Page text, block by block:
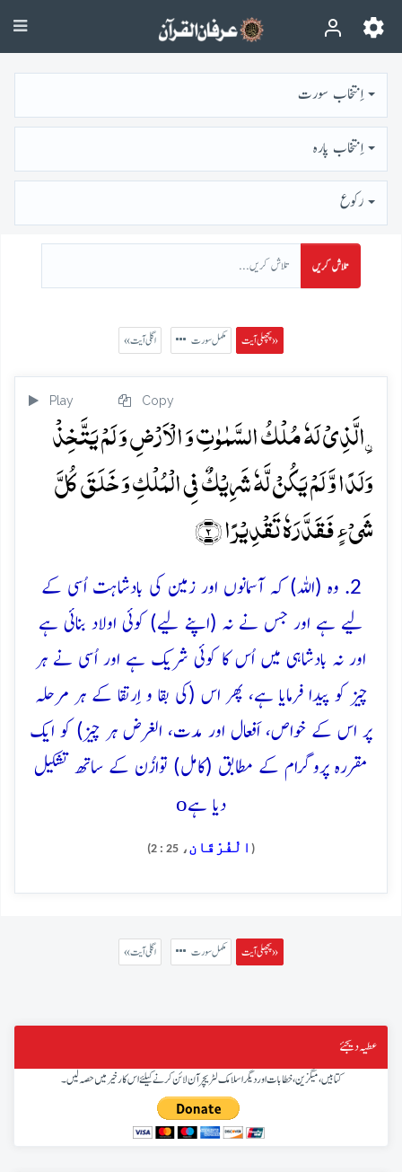
اِنتخاب سورت
اِنتخاب پارہ
رُكوع
تلاش کریں
پچھلی آیت » مکمل سورت « اگلی آیت
Play Copy
ۣالَّذِیۡ لَہٗ مُلۡکُ السَّمٰوٰتِ وَ الۡاَرۡضِ وَ لَمۡ یَتَّخِذۡ
وَلَدًا وَّ لَمۡ یَکُنۡ لَّہٗ شَرِیۡکٌ فِی الۡمُلۡکِ وَ خَلَقَ کُلَّ
شَیۡءٍ فَقَدَّرَہٗ تَقۡدِیۡرًا ﴿۲﴾
2. وہ (اللہ) کہ آسمانوں اور زمین کی بادشاہت اُسی کے
لیے ہے اور جس نے نہ (اپنے لیے) کوئی اولاد بنائی ہے
اور نہ بادشاہی میں اُس کا کوئی شریک ہے اور اُسی نے ہر
چیز کو پیدا فرمایا ہے، پھر اس (کی بقا و اِرتقا کے ہر مرحلہ
پر اس کے خواص، اَفعال اور مدت، الغرض ہر چیز) کو ایک
مقررہ پروگرام کے مطابق (كامل) توازُن کے ساتھ تشکیل
دیا ہےo
( الْفُرْقَان ، 25 : 2)
پچھلی آیت » مکمل سورت « اگلی آیت
عطیہ دیجئے
کتابیں، میگزین، خطابات اور دیگر اسلامک لٹریچر آن لائن کرنے کیلئے اس کار خیر میں حصہ لیں۔